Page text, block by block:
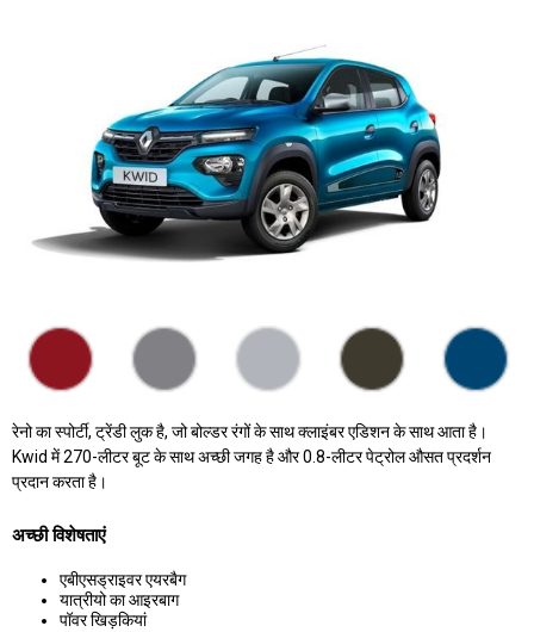
रेनो का स्पोर्टी, ट्रेंडी लुक है, जो बोल्डर रंगों के साथ क्लाइंबर एडिशन के साथ आता है।
Kwid में 270-लीटर बूट के साथ अच्छी जगह है और 0.8-लीटर पेट्रोल औसत प्रदर्शन
प्रदान करता है।
अच्छी विशेषताएं
एबीएसड्राइवर एयरबैग
यात्रीयो का आइरबाग
पॉवर खिड़कियां